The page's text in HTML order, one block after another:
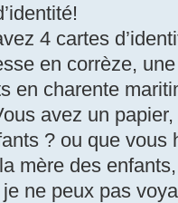
4 cartes
en corrèze,
en charente
avez un
? ou que vous
mère des
ne peux pas